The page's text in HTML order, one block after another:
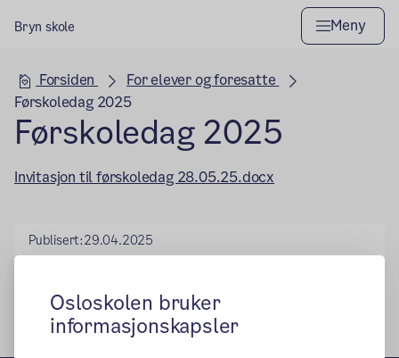
Osloskolen bruker
informasjonskapsler
Bryn skole Meny
Hovedseksjon
Forsiden
For elever og foresatte
Førskoledag 2025
Førskoledag 2025
Invitasjon til førskoledag 28.05.25.docx
Publisert:29.04.2025